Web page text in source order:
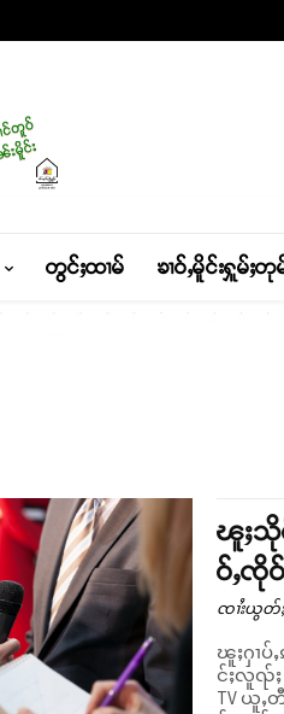
တွင်ႈထၢမ် ၶၢဝ်ႇမိူင်းႁူမ်ႈတု
ၽူႈသို
ဝ်ႇၸို
ၸၢႆးယွတ်
ၽူႈႁၢပ်
င်ႈလူၺ်ႈ မတ်ႉတႃ 505
TV ယူႇ